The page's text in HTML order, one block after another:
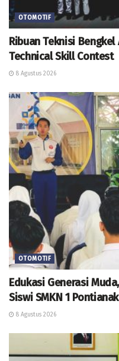
OTOMOTIF
Ribuan Teknisi
Technical Skill Contest
8 Agustus 2026
OTOMOTIF
Edukasi Generasi
Siswi SMKN 1 Pontianak
8 Agustus 2026